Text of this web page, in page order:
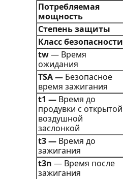
Потребляемая
мощность
Степень защиты
Класс безопасности
tw— Время
ожидания
TSA — Безопасное
время зажигания
t1 — Время до
продувки с открытой
воздушной
заслонкой
t3 — Время до
зажигания
t3n — Время после
зажигания